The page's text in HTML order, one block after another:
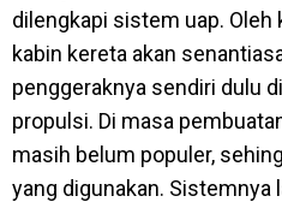
dilengkapi sistem uap. Oleh
kabin kereta akan
penggeraknya sendiri dulu
propulsi. Di masa
masih belum populer,
yang digunakan. Sistemnya